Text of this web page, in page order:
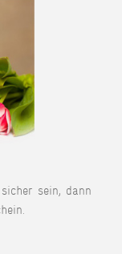
sein, dann